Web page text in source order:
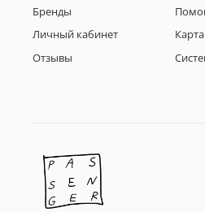
Бренды
Личный кабинет
Отзывы